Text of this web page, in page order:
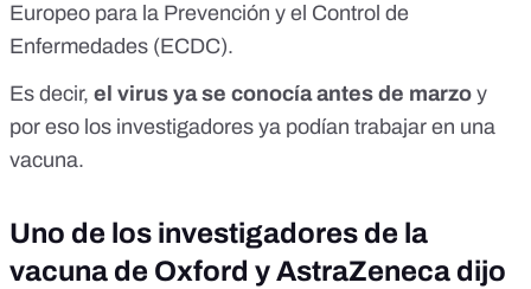
Europeo para la Prevención y el Control de
Enfermedades (ECDC).
Es decir, el virus ya se conocía antes de marzo y
por eso los investigadores ya podían trabajar en una
vacuna.
Uno de los investigadores de la
vacuna de Oxford y AstraZeneca dijo